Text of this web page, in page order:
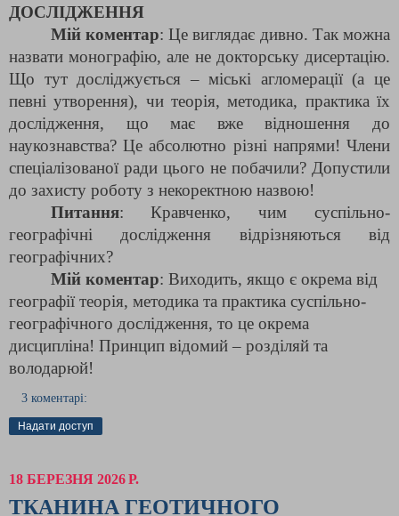
ДОСЛІДЖЕННЯ
Мій коментар: Це виглядає дивно. Так можна
назвати монографію, але не докторську дисертацію.
Що тут досліджується – міські агломерації (а це
певні утворення), чи теорія, методика, практика їх
дослідження, що має вже відношення до
наукознавства? Це абсолютно різні напрями! Члени
спеціалізованої ради цього не побачили? Допустили
до захисту роботу з некоректною назвою!
Питання: Кравченко, чим суспільно-
географічні дослідження відрізняються від
географічних?
Мій коментар: Виходить, якщо є окрема від
географії теорія, методика та практика суспільно-
географічного дослідження, то це окрема
дисципліна! Принцип відомий – розділяй та
володарюй!
3 коментарі:
Надати доступ
18 БЕРЕЗНЯ 2026 Р.
ТКАНИНА ГЕОТИЧНОГО